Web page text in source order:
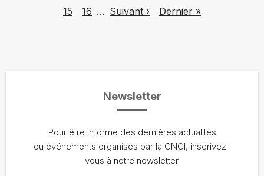
Page
15 Page
16 … Next page
Suivant › Last page
Dernier »
Newsletter
Pour être informé des dernières actualités
ou événements organisés par la CNCI, inscrivez-
vous à notre newsletter.